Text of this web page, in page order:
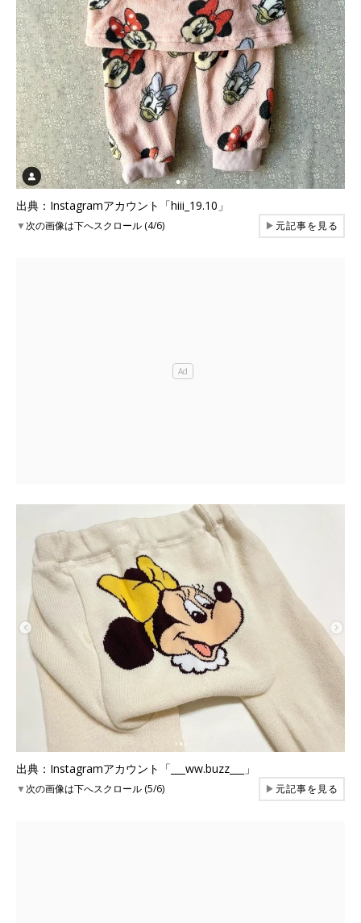
出典：Instagramアカウント「hiii_19.10」
▼次の画像は下へスクロール (4/6) ▶元記事を見る
出典：Instagramアカウント「___ww.buzz___」
▼次の画像は下へスクロール (5/6) ▶元記事を見る